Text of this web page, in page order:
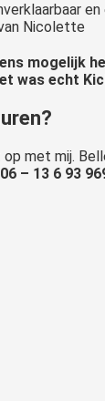
Nicolette
mogelijk
was echt
met mij.
– 13 6 93